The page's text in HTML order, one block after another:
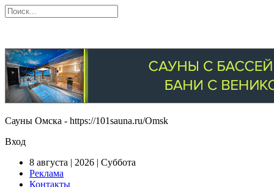
Сауны Омска - https://101sauna.ru/Omsk
Вход
8 августа | 2026 | Суббота
Реклама
Контакты